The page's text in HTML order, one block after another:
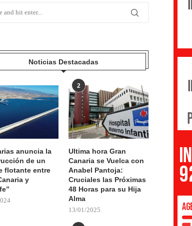
Noticias Destacadas
anuncia la
de un
flotante entre
y
2
Ultima hora Gran
Canaria se Vuelca con
Anabel Pantoja:
Cruciales las Próximas
48 Horas para su Hija
Alma
13/01/2025